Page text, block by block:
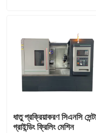
আমাদের সাথে যোগাযোগ করুন
নির্মাণ লোডিং সরঞ্জাম
ধাতু প্রক্রিয়াকরণ সিএনসি
গ্রাইন্ডিং ফ্রিলিং মেশিন